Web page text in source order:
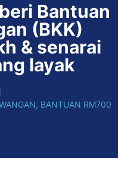
Bantuan
(BKK)
& senarai
layak
, BANTUAN RM700